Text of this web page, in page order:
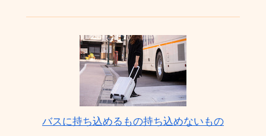
バスに持ち込めるもの持ち込めないもの